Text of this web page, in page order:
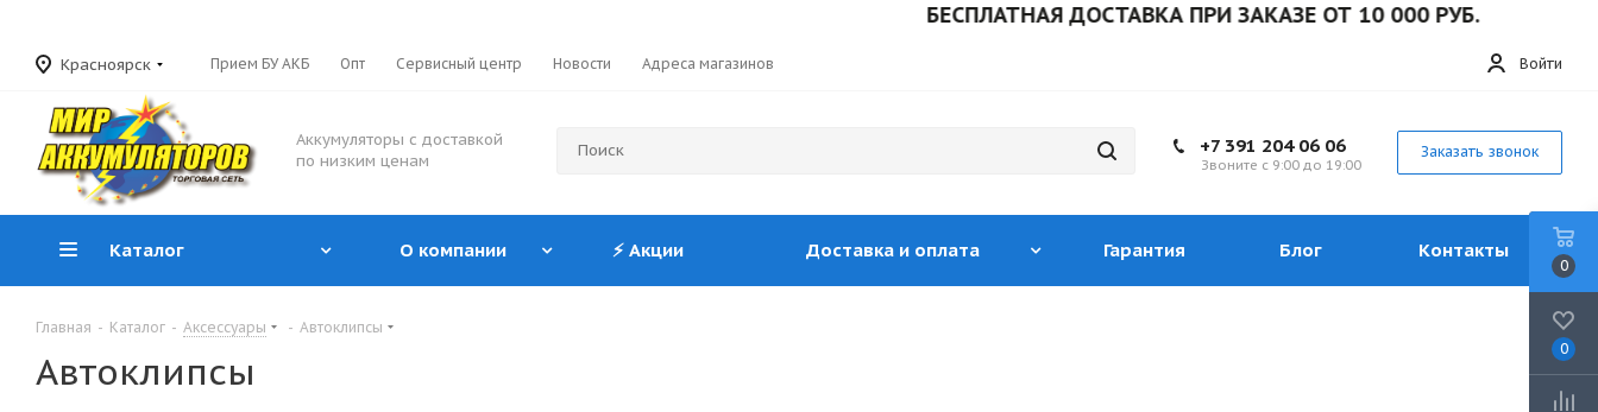
БЕСПЛАТНАЯ ДОСТАВКА ПРИ ЗАКАЗЕ ОТ 10 000 РУБ.
Красноярск Прием БУ АКБ Опт Сервисный центр Новости Адреса магазинов Войти
Аккумуляторы с доставкой
по низким ценам
+7 391 204 06 06
Звоните с 9:00 до 19:00
Заказать звонок
Каталог О компании ⚡ Акции Доставка и оплата Гарантия Блог Контакты
Главная - Каталог - Аксессуары - Автоклипсы
Автоклипсы
0
0